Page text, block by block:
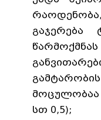
გაჯერება
მოცულობაა
სთ 0,5);